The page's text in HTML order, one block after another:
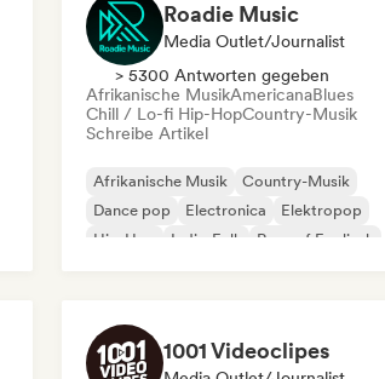
Roadie Music
Media Outlet/Journalist
> 5300 Antworten gegeben
Afrikanische MusikAmericanaBlues
Chill / Lo-fi Hip-HopCountry-Musik
Schreibe Artikel
Afrikanische Musik
Country-Musik
Dance pop
Electronica
Elektropop
Hip-Hop
Indie-Folk Rap auf Englisch
1001 Videoclipes